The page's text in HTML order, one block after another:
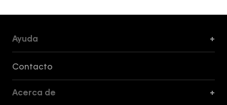
Ayuda +
Contacto
Acerca de +